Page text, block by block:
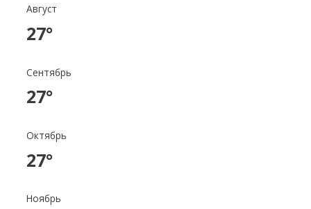
Август
27°
Сентябрь
27°
Октябрь
27°
Ноябрь